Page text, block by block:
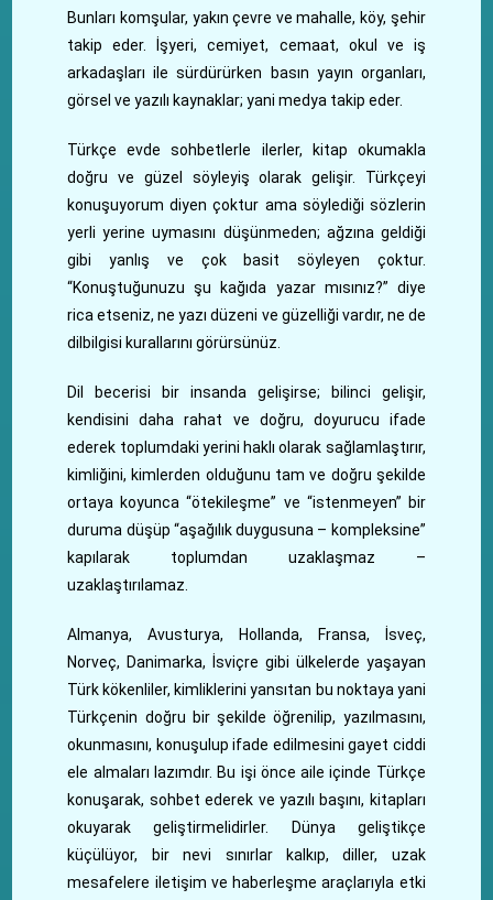
Bunları komşular, yakın çevre ve mahalle, köy, şehir
takip eder. İşyeri, cemiyet, cemaat, okul ve iş
arkadaşları ile sürdürürken basın yayın organları,
görsel ve yazılı kaynaklar; yani medya takip eder.
Türkçe evde sohbetlerle ilerler, kitap okumakla
doğru ve güzel söyleyiş olarak gelişir. Türkçeyi
konuşuyorum diyen çoktur ama söylediği sözlerin
yerli yerine uymasını düşünmeden; ağzına geldiği
gibi yanlış ve çok basit söyleyen çoktur.
“Konuştuğunuzu şu kağıda yazar mısınız?” diye
rica etseniz, ne yazı düzeni ve güzelliği vardır, ne de
dilbilgisi kurallarını görürsünüz.
Dil becerisi bir insanda gelişirse; bilinci gelişir,
kendisini daha rahat ve doğru, doyurucu ifade
ederek toplumdaki yerini haklı olarak sağlamlaştırır,
kimliğini, kimlerden olduğunu tam ve doğru şekilde
ortaya koyunca “ötekileşme” ve “istenmeyen” bir
duruma düşüp “aşağılık duygusuna – kompleksine”
kapılarak toplumdan uzaklaşmaz –
uzaklaştırılamaz.
Almanya, Avusturya, Hollanda, Fransa, İsveç,
Norveç, Danimarka, İsviçre gibi ülkelerde yaşayan
Türk kökenliler, kimliklerini yansıtan bu noktaya yani
Türkçenin doğru bir şekilde öğrenilip, yazılmasını,
okunmasını, konuşulup ifade edilmesini gayet ciddi
ele almaları lazımdır. Bu işi önce aile içinde Türkçe
konuşarak, sohbet ederek ve yazılı başını, kitapları
okuyarak geliştirmelidirler. Dünya geliştikçe
küçülüyor, bir nevi sınırlar kalkıp, diller, uzak
mesafelere iletişim ve haberleşme araçlarıyla etki